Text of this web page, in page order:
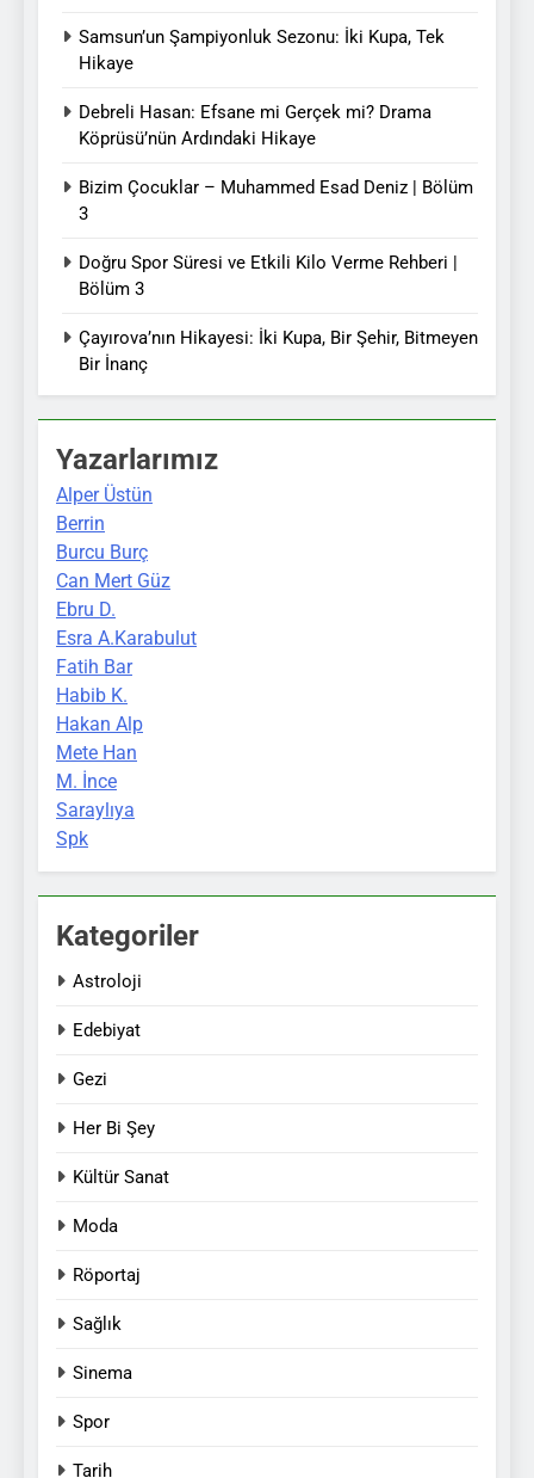
Samsun’un Şampiyonluk Sezonu: İki Kupa, Tek
Hikaye
Debreli Hasan: Efsane mi Gerçek mi? Drama
Köprüsü’nün Ardındaki Hikaye
Bizim Çocuklar – Muhammed Esad Deniz | Bölüm
3
Doğru Spor Süresi ve Etkili Kilo Verme Rehberi |
Bölüm 3
Çayırova’nın Hikayesi: İki Kupa, Bir Şehir, Bitmeyen
Bir İnanç
Yazarlarımız
Alper Üstün
Berrin
Burcu Burç
Can Mert Güz
Ebru D.
Esra A.Karabulut
Fatih Bar
Habib K.
Hakan Alp
Mete Han
M. İnce
Saraylıya
Spk
Kategoriler
Astroloji
Edebiyat
Gezi
Her Bi Şey
Kültür Sanat
Moda
Röportaj
Sağlık
Sinema
Spor
Tarih